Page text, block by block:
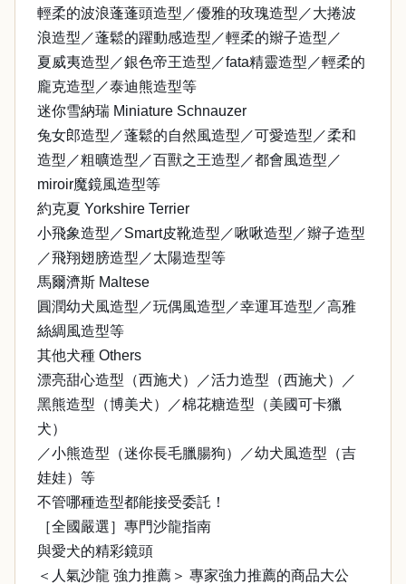
輕柔的波浪蓬蓬頭造型／優雅的玫瑰造型／大捲波
浪造型／蓬鬆的躍動感造型／輕柔的辮子造型／
夏威夷造型／銀色帝王造型／fata精靈造型／輕柔的
龐克造型／泰迪熊造型等
迷你雪納瑞 Miniature Schnauzer
兔女郎造型／蓬鬆的自然風造型／可愛造型／柔和
造型／粗曠造型／百獸之王造型／都會風造型／
miroir魔鏡風造型等
約克夏 Yorkshire Terrier
小飛象造型／Smart皮靴造型／啾啾造型／辮子造型
／飛翔翅膀造型／太陽造型等
馬爾濟斯 Maltese
圓潤幼犬風造型／玩偶風造型／幸運耳造型／高雅
絲綢風造型等
其他犬種 Others
漂亮甜心造型（西施犬）／活力造型（西施犬）／
黑熊造型（博美犬）／棉花糖造型（美國可卡獵
犬）
／小熊造型（迷你長毛臘腸狗）／幼犬風造型（吉
娃娃）等
不管哪種造型都能接受委託！
［全國嚴選］專門沙龍指南
與愛犬的精彩鏡頭
＜人氣沙龍 強力推薦＞ 專家強力推薦的商品大公